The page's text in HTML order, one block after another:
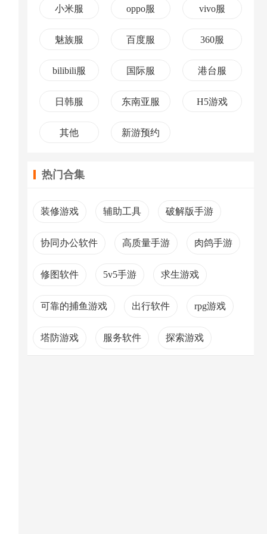
小米服 oppo服 vivo服
魅族服 百度服 360服
bilibili服 国际服 港台服
日韩服 东南亚服 H5游戏
其他 新游预约
热门合集
装修游戏 辅助工具 破解版手游
协同办公软件 高质量手游 肉鸽手游
修图软件 5v5手游 求生游戏
可靠的捕鱼游戏 出行软件 rpg游戏
塔防游戏 服务软件 探索游戏